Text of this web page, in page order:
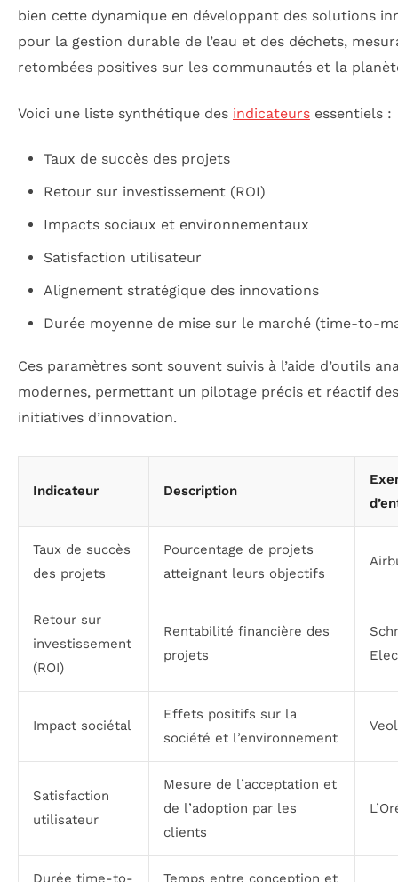
bien cette dynamique en développant des solutions
pour la gestion durable de l’eau et des déchets,
retombées positives sur les communautés et la
Voici une liste synthétique des indicateurs essentiels :
Taux de succès des projets
Retour sur investissement (ROI)
Impacts sociaux et environnementaux
Satisfaction utilisateur
Alignement stratégique des innovations
Durée moyenne de mise sur le marché (time-to-
Ces paramètres sont souvent suivis à l’aide d’outils
modernes, permettant un pilotage précis et réactif des
initiatives d’innovation.
Indicateur Description
Taux de succès
des projets
Pourcentage de projets
atteignant leurs objectifs
Retour sur
investissement
(ROI)
Rentabilité financière des
projets
Impact sociétal
Effets positifs sur la
société et l’environnement
Satisfaction
utilisateur
Mesure de l’acceptation et
de l’adoption par les
clients
Durée time-to- Temps entre conception et